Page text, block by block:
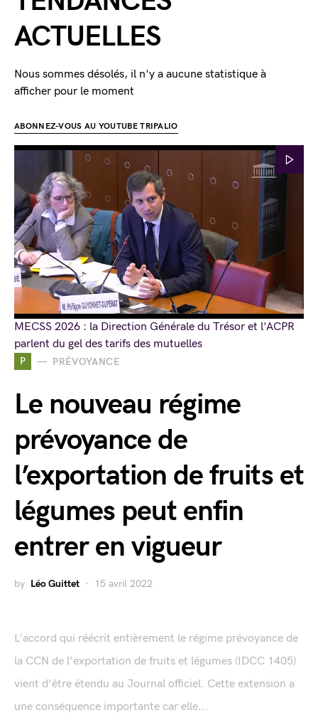
P PRÉVOYANCE
Le nouveau régime
prévoyance de
l’exportation de fruits et
légumes peut enfin
entrer en vigueur
by Léo Guittet 15 avril 2022
L'accord qui réécrit entièrement le régime prévoyance de
la CCN de l'exportation de fruits et légumes (IDCC 1405)
vient d'être étendu au Journal officiel. Cette extension a
une conséquence importante car elle...
ACTUELLES
Nous sommes désolés, il n'y a aucune statistique à
afficher pour le moment
ABONNEZ-VOUS AU YOUTUBE TRIPALIO
MECSS 2026 : la Direction Générale du Trésor et l'ACPR
parlent du gel des tarifs des mutuelles